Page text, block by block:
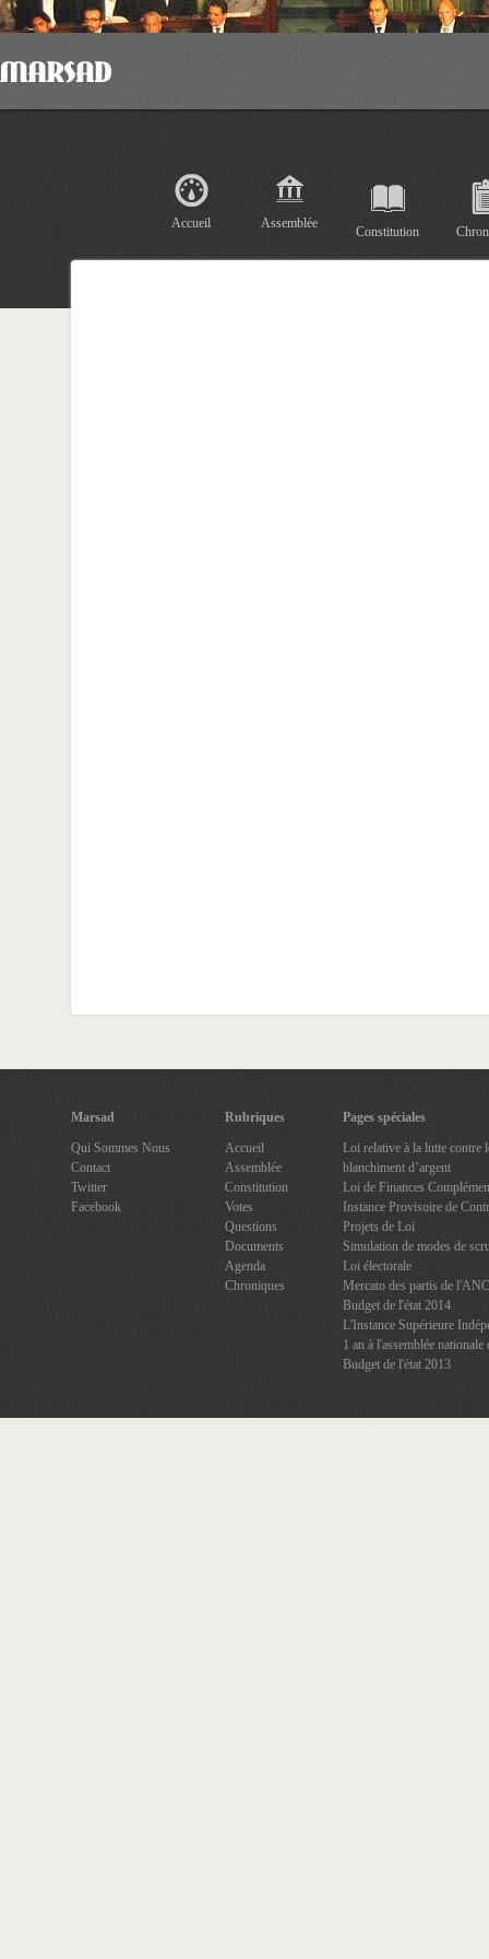
Accueil Assemblée
Constitution
Marsad
Qui Sommes Nous
Contact
Twitter
Facebook
Rubriques
Accueil
Assemblée
Constitution
Votes
Questions
Documents
Agenda
Chroniques
Pages spéciales
Loi relative à la lutte contre
blanchiment d’argent
Loi de Finances
Instance Provisoire de
Projets de Loi
Simulation de modes de
Loi électorale
Mercato des partis de l'ANC
Budget de l'état 2014
L'Instance Supérieure
1 an à l'assemblée nationale
Budget de l'état 2013